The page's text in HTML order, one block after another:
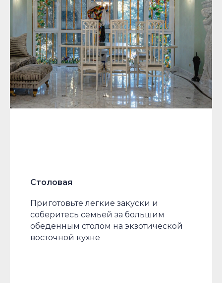
Столовая
Приготовьте легкие закуски и
соберитесь семьей за большим
обеденным столом на экзотической
восточной кухне